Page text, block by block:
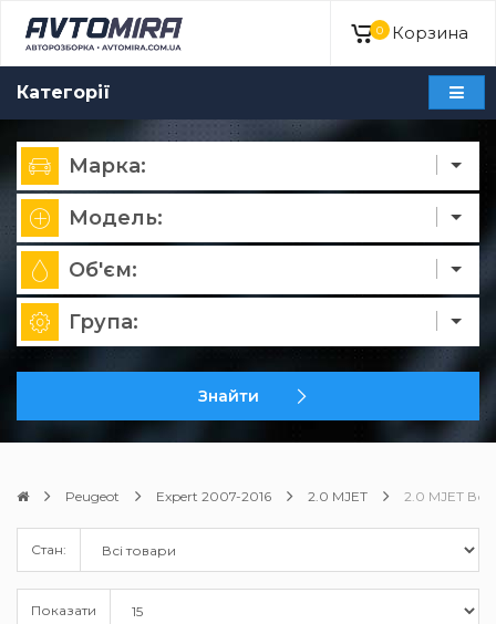
0 Корзина
Категорії
Марка:
Модель:
Об'єм:
Група:
Знайти
Peugeot Expert 2007-2016 2.0 MJET 2.0 MJET
Стан:
Показати